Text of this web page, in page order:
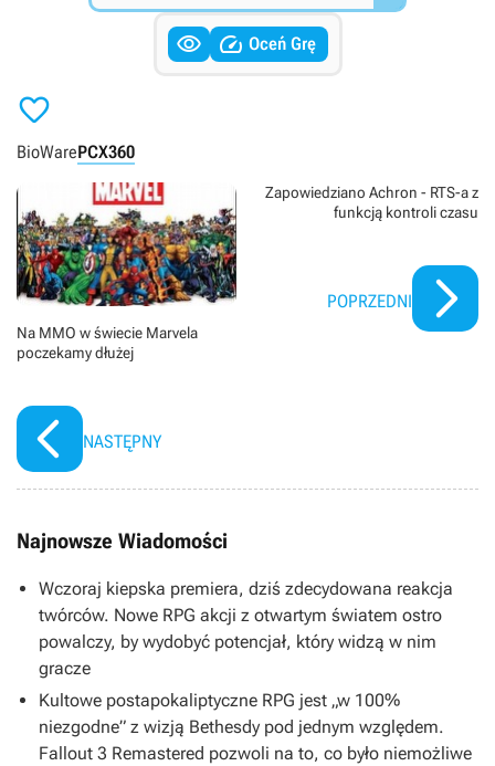
  Oceń Grę

BioWarePCX360
Na MMO w świecie Marvela
poczekamy dłużej
NASTĘPNY
Zapowiedziano Achron - RTS-a z
funkcją kontroli czasu
POPRZEDNI
Najnowsze Wiadomości
Wczoraj kiepska premiera, dziś zdecydowana reakcja
twórców. Nowe RPG akcji z otwartym światem ostro
powalczy, by wydobyć potencjał, który widzą w nim
gracze
Kultowe postapokaliptyczne RPG jest „w 100%
niezgodne” z wizją Bethesdy pod jednym względem.
Fallout 3 Remastered pozwoli na to, co było niemożliwe